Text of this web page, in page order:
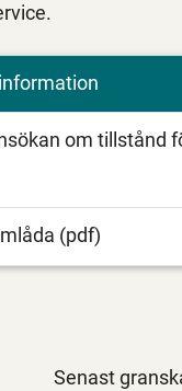
om tillstånd
(pdf)
Senast